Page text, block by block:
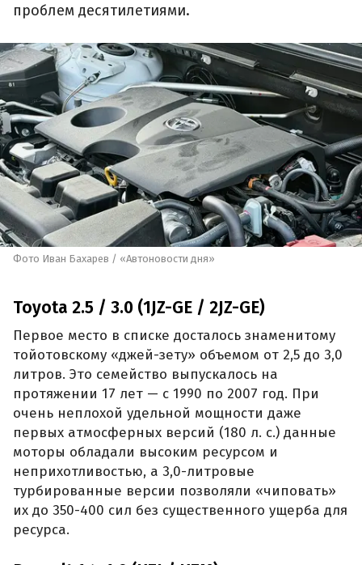
проблем десятилетиями.
Фото Иван Бахарев / «Автоновости дня»
Toyota 2.5 / 3.0 (1JZ-GE / 2JZ-GE)
Первое место в списке досталось знаменитому
тойотовскому «джей-зету» объемом от 2,5 до 3,0
литров. Это семейство выпускалось на
протяжении 17 лет — с 1990 по 2007 год. При
очень неплохой удельной мощности даже
первых атмосферных версий (180 л. с.) данные
моторы обладали высоким ресурсом и
неприхотливостью, а 3,0-литровые
турбированные версии позволяли «чиповать»
их до 350-400 сил без существенного ущерба для
ресурса.